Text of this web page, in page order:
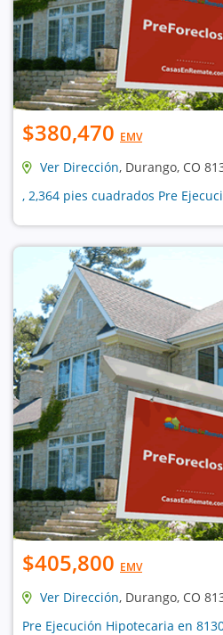
$380,470 EMV
Ver Dirección, Durango, CO
, 2,364 pies cuadrados Pre
$405,800 EMV
Ver Dirección, Durango, CO
Pre Ejecución Hipotecaria en